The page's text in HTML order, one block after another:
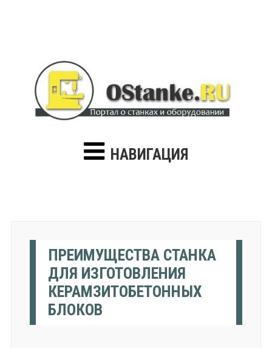
НАВИГАЦИЯ
ПРЕИМУЩЕСТВА СТАНКА
ДЛЯ ИЗГОТОВЛЕНИЯ
КЕРАМЗИТОБЕТОННЫХ
БЛОКОВ